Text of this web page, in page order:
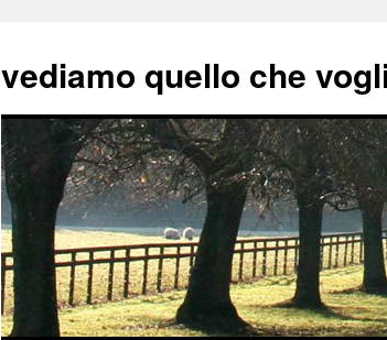
vediamo quello che